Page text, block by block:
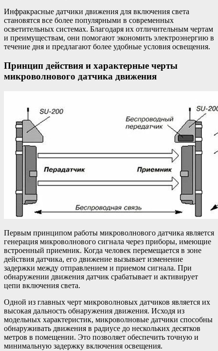
Инфракрасные датчики движения для включения света
становятся все более популярными в современных
осветительных системах. Благодаря их отличительным чертам
и преимуществам, они помогают экономить электроэнергию в
течение дня и предлагают более удобные условия освещения.
Принцип действия и характерные черты
микроволнового датчика движения
Первым принципом работы микроволнового датчика является
генерация микроволнового сигнала через приборы, имеющие
встроенный приемник. Когда человек перемещается в зоне
действия датчика, его движение вызывает изменение
задержки между отправлением и приемом сигнала. При
обнаружении движения датчик срабатывает и активирует
цепи включения света.
Одной из главных черт микроволновых датчиков является их
высокая дальность обнаружения движения. Исходя из
модельных характеристик, микроволновые датчики способны
обнаруживать движения в радиусе до нескольких десятков
метров в помещении. Это позволяет обеспечить точную и
минимальную задержку включения освещения.